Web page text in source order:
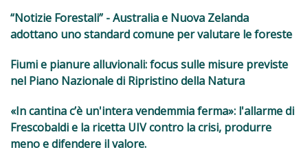
“Notizie Forestali” - Australia e Nuova Zelanda
adottano uno standard comune per valutare le foreste
Fiumi e pianure alluvionali: focus sulle misure previste
nel Piano Nazionale di Ripristino della Natura
«In cantina c’è un'intera vendemmia ferma»: l'allarme di
Frescobaldi e la ricetta UIV contro la crisi, produrre
meno e difendere il valore.